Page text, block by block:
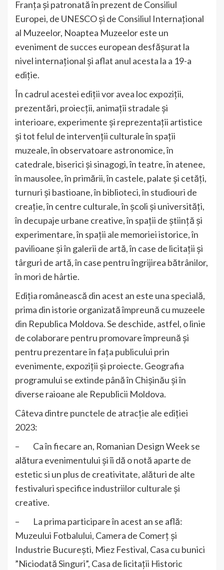
Franța și patronată în prezent de Consiliul
Europei, de UNESCO și de Consiliul Internațional
al Muzeelor, Noaptea Muzeelor este un
eveniment de succes european desfășurat la
nivel internațional și aflat anul acesta la a 19-a
ediție.
În cadrul acestei ediții vor avea loc expoziții,
prezentări, proiecții, animații stradale și
interioare, experimente și reprezentații artistice
și tot felul de intervenții culturale în spații
muzeale, în observatoare astronomice, în
catedrale, biserici și sinagogi, în teatre, în atenee,
în mausolee, în primării, în castele, palate și cetăți,
turnuri și bastioane, în biblioteci, în studiouri de
creație, în centre culturale, în școli și universități,
în decupaje urbane creative, în spații de știință și
experimentare, în spații ale memoriei istorice, în
pavilioane și în galerii de artă, în case de licitații și
târguri de artă, în case pentru îngrijirea bătrânilor,
în mori de hârtie.
Ediția românească din acest an este una specială,
prima din istorie organizată împreună cu muzeele
din Republica Moldova. Se deschide, astfel, o linie
de colaborare pentru promovare împreună și
pentru prezentare în fața publicului prin
evenimente, expoziții și proiecte. Geografia
programului se extinde până în Chișinău și în
diverse raioane ale Republicii Moldova.
Câteva dintre punctele de atracție ale ediției
2023:
– Ca în fiecare an, Romanian Design Week se
alătura evenimentului și îi dă o notă aparte de
estetic si un plus de creativitate, alături de alte
festivaluri specifice industriilor culturale și
creative.
– La prima participare în acest an se află:
Muzeului Fotbalului, Camera de Comerț și
Industrie București, Miez Festival, Casa cu bunici
”Niciodată Singuri”, Casa de licitații Historic